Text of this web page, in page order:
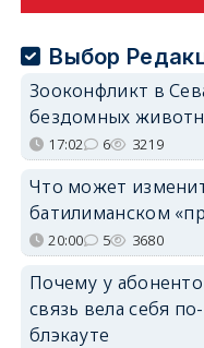
Выбор
Зооконфликт в
бездомных
17:02 6 3219
Что может
батилиманском
20:00 5 3680
Почему у
связь вела себя
блэкауте